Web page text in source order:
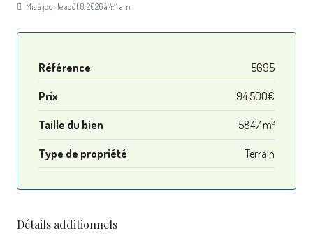
Mis à jour le août 8, 2026 à 4:11 am
Référence 5695
Prix 94 500€
Taille du bien 5847 m²
Type de propriété Terrain
Détails additionnels